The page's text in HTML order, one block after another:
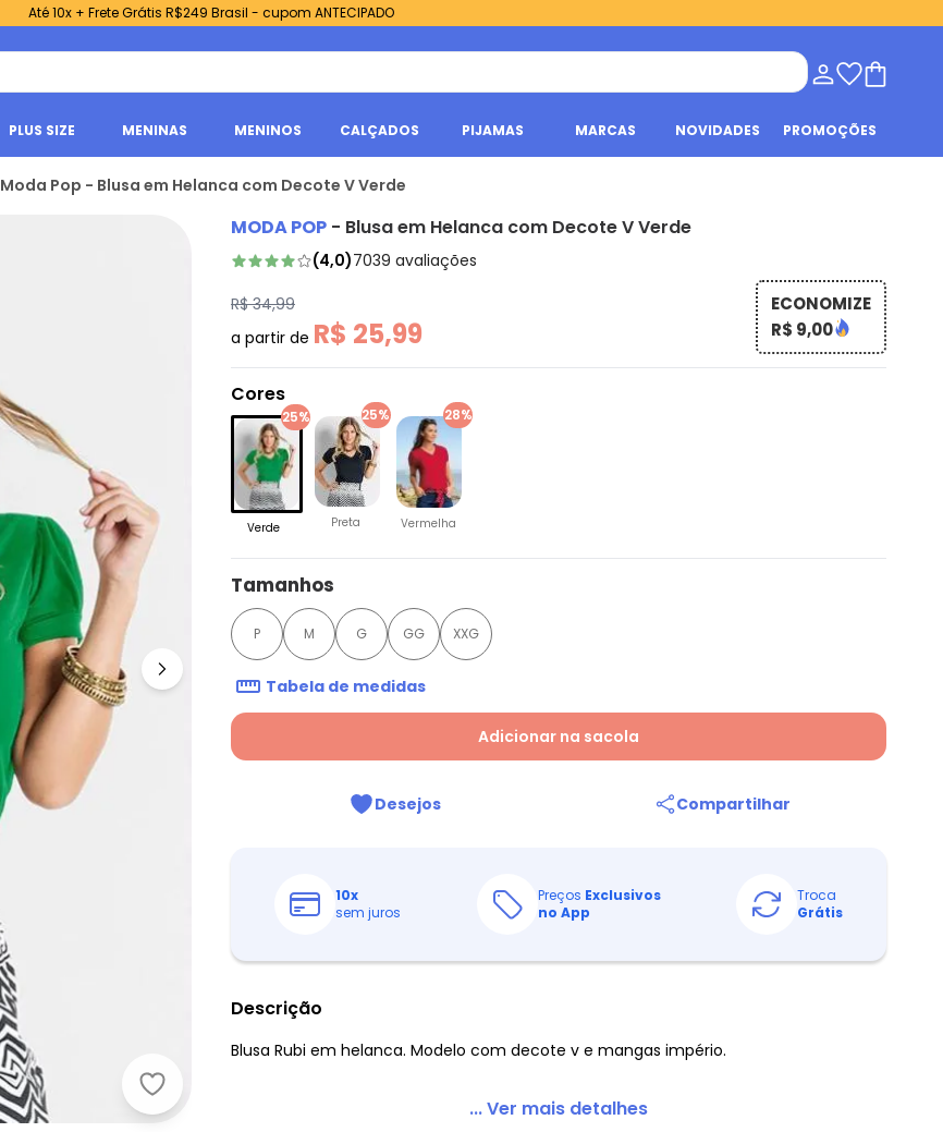
Até 10x + Frete Grátis R$249 Brasil - cupom ANTECIPADO
PLUS SIZE MENINAS MENINOS CALÇADOS PIJAMAS MARCAS NOVIDADES PROMOÇÕES
Moda Pop - Blusa em Helanca com Decote V Verde
Moda Pop - Blusa em Helanca com Decote V Verde
MODA POP - Blusa em Helanca com Decote V Verde
(4,0)7039 avaliações
R$ 34,99
a partir de R$ 25,99
ECONOMIZE
R$ 9,00
Cores
25%
Verde
25%
Preta
28%
Vermelha
Tamanhos
P M G GG XXG
Tabela de medidas
Adicionar na sacola
Desejos Compartilhar
10x
sem juros
Preços Exclusivos
no App
Troca
Grátis
Descrição
Blusa Rubi em helanca. Modelo com decote v e mangas império.
... Ver mais detalhes